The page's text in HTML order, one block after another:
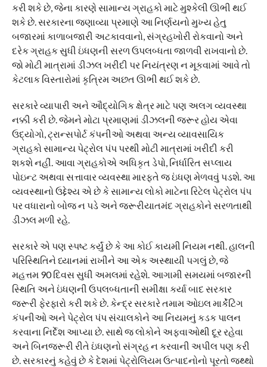
કરી શકે છે, જેના કારણે સામાન્ય ગ્રાહકો માટે મુશ્કેલી ઊભી થઈ
શકે છે. સરકારના જણાવ્યા પ્રમાણે આ નિર્ણયનો મુખ્ય હેતુ
બજારમાં કાળાબજારી અટકાવવાનો, સંગ્રહખોરી રોકવાનો અને
દરેક ગ્રાહક સુધી ઇંધણની સરળ ઉપલબ્ધતા જાળવી રાખવાનો છે.
જો મોટી માત્રામાં ડીઝલ ખરીદી પર નિયંત્રણ ન મૂકવામાં આવે તો
કેટલાક વિસ્તારોમાં કૃત્રિમ અછત ઊભી થઈ શકે છે.
સરકારે વ્યાપારી અને ઔદ્યોગિક ક્ષેત્ર માટે પણ અલગ વ્યવસ્થા
નક્કી કરી છે. જેમને મોટા પ્રમાણમાં ડીઝલની જરૂર હોય એવા
ઉદ્યોગો, ટ્રાન્સપોર્ટ કંપનીઓ અથવા અન્ય વ્યાવસાયિક
ગ્રાહકો સામાન્ય પેટ્રોલ પંપ પરથી મોટી માત્રામાં ખરીદી કરી
શકશે નહીં. આવા ગ્રાહકોએ અધિકૃત ડેપો, નિર્ધારિત સપ્લાય
પોઇન્ટ અથવા સત્તાવાર વ્યવસ્થા મારફતે જ ઇંધણ મેળવવું પડશે. આ
વ્યવસ્થાનો ઉદ્દેશ્ય એ છે કે સામાન્ય લોકો માટેના રિટેલ પેટ્રોલ પંપ
પર વધારાનો બોજ ન પડે અને જરૂરીયાતમંદ ગ્રાહકોને સરળતાથી
ડીઝલ મળી રહે.
સરકારે એ પણ સ્પષ્ટ કર્યું છે કે આ કોઈ કાયમી નિયમ નથી. હાલની
પરિસ્થિતિને ધ્યાનમાં રાખીને આ એક અસ્થાયી પગલું છે, જે
મહત્તમ 90 દિવસ સુધી અમલમાં રહેશે. આગામી સમયમાં બજારની
સ્થિતિ અને ઇંધણની ઉપલબ્ધતાની સમીક્ષા કર્યા બાદ સરકાર
જરૂરી ફેરફારો કરી શકે છે. કેન્દ્ર સરકારે તમામ ઓઇલ માર્કેટિંગ
કંપનીઓ અને પેટ્રોલ પંપ સંચાલકોને આ નિયમનું કડક પાલન
કરવાના નિર્દેશ આપ્યા છે. સાથે જ લોકોને અફવાઓથી દૂર રહેવા
અને બિનજરૂરી રીતે ઇંધણનો સંગ્રહ ન કરવાની અપીલ પણ કરી
છે. સરકારનું કહેવું છે કે દેશમાં પેટ્રોલિયમ ઉત્પાદનોનો પૂરતો જથ્થો